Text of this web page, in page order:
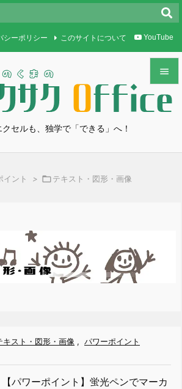
セルも、独学で「できる」へ！


メニュ
シーポリシー このサイトについて YouTube
イント > テキスト・図形・画像
キスト・図形・画像 , パワーポイント
【パワーポイント】蛍光ペンでマーカ